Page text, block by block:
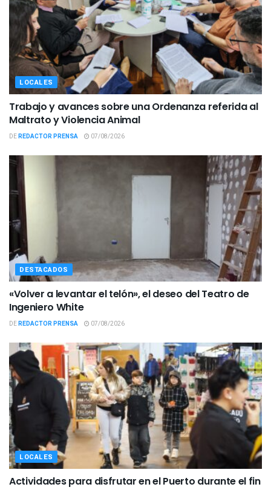
LOCALES
Trabajo y avances sobre una Ordenanza referida al
Maltrato y Violencia Animal
DEREDACTOR PRENSA 07/08/2026
DESTACADOS
«Volver a levantar el telón», el deseo del Teatro de
Ingeniero White
DEREDACTOR PRENSA 07/08/2026
LOCALES
Actividades para disfrutar en el Puerto durante el fin